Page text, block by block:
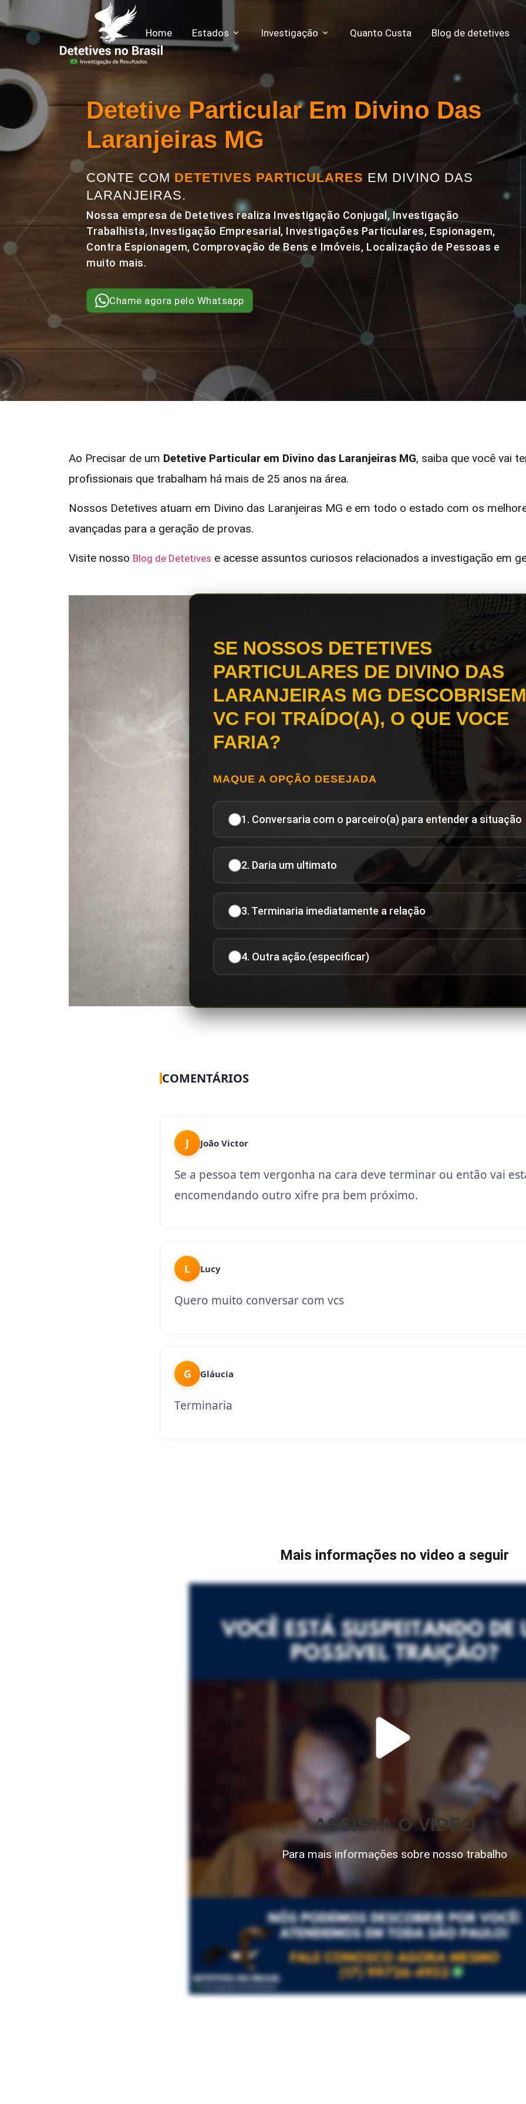
Home Estados Investigação Quanto Custa Blog de detetives
Detetive Particular Em Divino Das
Laranjeiras MG
CONTE COM DETETIVES PARTICULARES EM DIVINO DAS
LARANJEIRAS.
Nossa empresa de Detetives realiza Investigação Conjugal, Investigação
Trabalhista, Investigação Empresarial, Investigações Particulares, Espionagem,
Contra Espionagem, Comprovação de Bens e Imóveis, Localização de Pessoas e
muito mais.
Chame agora pelo Whatsapp
Ao Precisar de um Detetive Particular em Divino das Laranjeiras MG, saiba que você vai
profissionais que trabalham há mais de 25 anos na área.
Nossos Detetives atuam em Divino das Laranjeiras MG e em todo o estado com os
avançadas para a geração de provas.
Visite nosso Blog de Detetives e acesse assuntos curiosos relacionados a investigação em
SE NOSSOS DETETIVES
PARTICULARES DE DIVINO DAS
LARANJEIRAS MG
VC FOI TRAÍDO(A), O QUE VOCE
FARIA?
MAQUE A OPÇÃO DESEJADA
1. Conversaria com o parceiro(a) para entender a situação
2. Daria um ultimato
3. Terminaria imediatamente a relação
4. Outra ação.(especificar)
COMENTÁRIOS
J João Victor
Se a pessoa tem vergonha na cara deve terminar ou então vai
encomendando outro xifre pra bem próximo.
L Lucy
Quero muito conversar com vcs
G Gláucia
Terminaria
Mais informações no video a seguir
ASSISTA O VIDEO
Para mais informações sobre nosso trabalho